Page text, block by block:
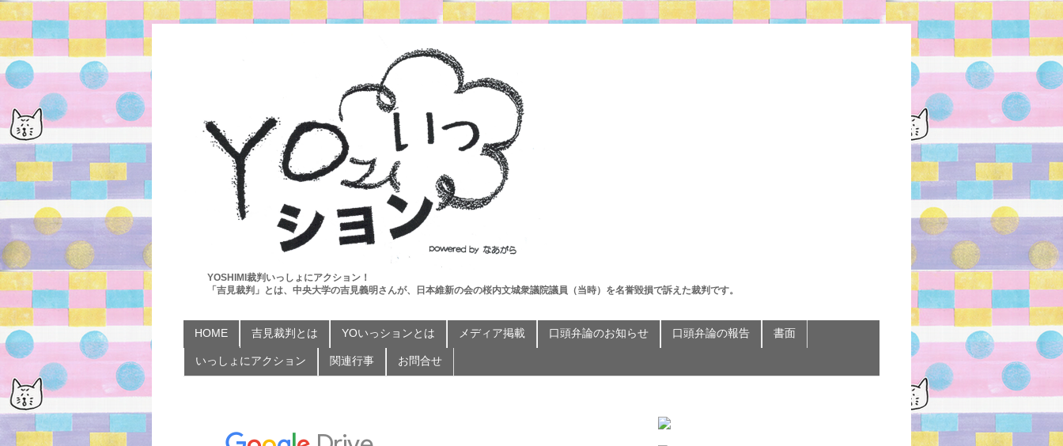
YOSHIMI裁判いっしょにアクション！
「吉見裁判」とは、中央大学の吉見義明さんが、日本維新の会の桜内文城衆議院議員（当時）を名誉毀損で訴えた裁判です。
HOME 吉見裁判とは YOいっションとは メディア掲載 口頭弁論のお知らせ 口頭弁論の報告 書面
いっしょにアクション 関連行事 お問合せ